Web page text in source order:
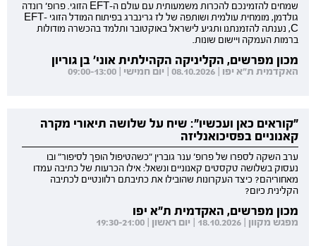
שמחים להזמינכם להכרות משמעותית עם עולם ה-EFT הזוגי. פרופ' רונדה
גולדמן, מומחית עולמית ושותפה של לז גרינברג בפיתוח המודל הזוגי EFT-
C, נענתה להזמנתנו ותגיע לישראל באוקטובר ותלמד בהכשרה מודולות
ברמות העמקה ויישום שונות.
מכון מפרשים, הקליניקה הקהילתית אוני' בן גוריון
האקדמית ת"א יפו | 08.10.2026 | יום חמישי | 09:00-13:00
"קוראים כאן ועכשיו": שיח על שלושה תיאורי מקרה
קאנוניים בפסיכואנליזה
ערב השקה לספרו של פרופ' ענר גוברין "כשהטיפול הופך לסיפור" ובו
נעסוק בשלושה טקסטים קאנוניים ונשאל: אילו הכרעות של כתיבה עמדו
מאחוריהם? כיצד העקרונות שהובילו את כתיבתם רלוונטיים לכתיבה
הקלינית כיום?
מכון מפרשים, האקדמית ת"א יפו
מפגש מקוון | 18.10.2026 | יום ראשון | 19:30-21:00